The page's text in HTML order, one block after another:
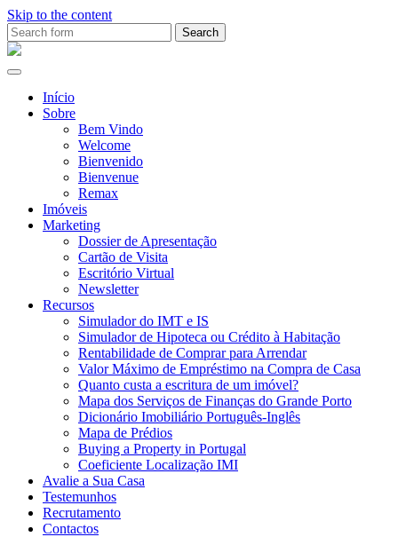
Skip to the content
Search
for:Ana
Início
Sobre
Bem Vindo
Welcome
Bienvenido
Bienvenue
Remax
Imóveis
Marketing
Dossier de Apresentação
Cartão de Visita
Escritório Virtual
Newsletter
Recursos
Simulador do IMT e IS
Simulador de Hipoteca ou Crédito à Habitação
Rentabilidade de Comprar para Arrendar
Valor Máximo de Empréstimo na Compra de Casa
Quanto custa a escritura de um imóvel?
Mapa dos Serviços de Finanças do Grande Porto
Dicionário Imobiliário Português-Inglês
Mapa de Prédios
Buying a Property in Portugal
Coeficiente Localização IMI
Avalie a Sua Casa
Testemunhos
Recrutamento
Contactos